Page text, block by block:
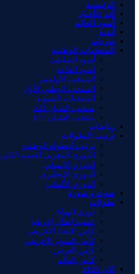
الرئيسية
آخر الأخبار
أسود العالم
أندية
دوريات
المنتخبات الوطنية
أسود الشاطئ
أسود القاعة
المنتخب الأولمبي
المنتخب الوطني الأول
المنتخبات النسوية
منتخب الشبان u20
منتخب الفتيان u17
رياضات
ترتيب البطولات
ترتيب البطولة الوطنية
الدوري المغربي القسم الثاني
الدوري الإسباني
الدوري الإنجليزي
الدوري الألماني
صوت و صورة
بطولات
دوري الهواة
عصبة أبطال إفريقيا
كأس الاتحاد الأفريقي
كأس السوبر الإفريقي
كأس العرش
كأس العالم
كان 2025